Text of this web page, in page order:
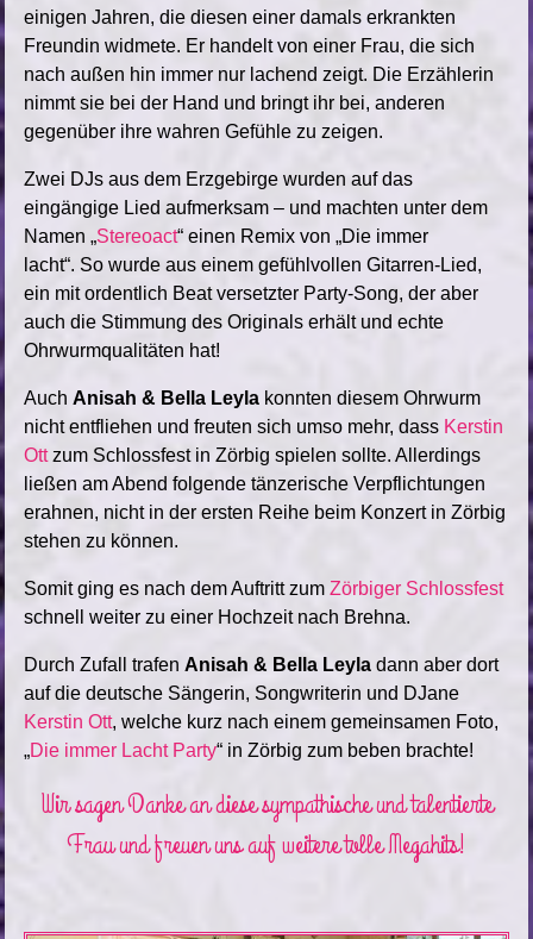
einigen Jahren, die diesen einer damals erkrankten
Freundin widmete. Er handelt von einer Frau, die sich
nach außen hin immer nur lachend zeigt. Die Erzählerin
nimmt sie bei der Hand und bringt ihr bei, anderen
gegenüber ihre wahren Gefühle zu zeigen.
Zwei DJs aus dem Erzgebirge wurden auf das
eingängige Lied aufmerksam – und machten unter dem
Namen „Stereoact“ einen Remix von „Die immer
lacht“. So wurde aus einem gefühlvollen Gitarren-Lied,
ein mit ordentlich Beat versetzter Party-Song, der aber
auch die Stimmung des Originals erhält und echte
Ohrwurmqualitäten hat!
AuchAnisah & Bella Leyla konnten diesem Ohrwurm
nicht entfliehen und freuten sich umso mehr, dass Kerstin
Ottzum Schlossfest in Zörbig spielen sollte. Allerdings
ließen am Abend folgende tänzerische Verpflichtungen
erahnen, nicht in der ersten Reihe beim Konzert in Zörbig
stehen zu können.
Somit ging es nach dem Auftritt zumZörbiger Schlossfest
schnell weiter zu einer Hochzeit nach Brehna.
Durch Zufall trafen Anisah & Bella Leyla dann aber dort
auf die deutsche Sängerin, Songwriterin und DJane
Kerstin Ott, welche kurz nach einem gemeinsamen Foto,
„Die immer Lacht Party“ in Zörbig zum beben brachte!
Wir sagen Danke an diese sympathische und talentierte
Frau und freuen uns auf weitere tolle Megahits!